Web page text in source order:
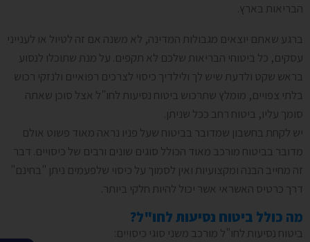
הבריאות בארץ.
ברגע שאתם יוצאים מגבולות המדינה, לא משנה אם זה לטיול או לענייני
עסקים, כל ביטוחי הבריאות שלכם לא תקפים. על מנת שתוכלו לנסוע
בראש שקט ולדעת שיש לך ולילדיך כיסוי לצרכים רפואיים ולנזקי רכוש
בלתי צפויים, מומלץ שתרכוש ביטוח נסיעות לחו"ל אצל סוכן שאתה
סומך עליו, ביטוח רחב ככל שניתן.
יש לקחת בחשבון שמדובר בביטוח שעל פניו נראה מאוד פשוט אולם
מדובר בביטוח מורכב מאוד הכולל סוגים שונים ורבים של כיסויים. דבר
זה מחייב הבנה ומקצועיות ואין לסמוך על כיסוי שלפעמים ניתן "בחינם"
דרך כרטיס האשראי אשר יכול להיות חלקי ביותר.
מה כולל ביטוח נסיעות לחו"ל?
ביטוח נסיעות לחו"ל מורכב משני סוגי כיסויים: